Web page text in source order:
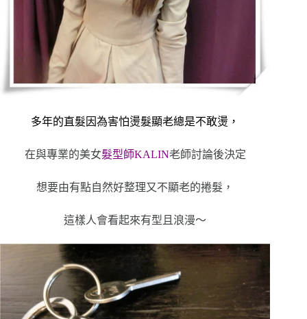
多年的直髮因為害怕燙髮顯老總是不敢燙，
在與專業的美女髮型師KALIN老師討論後決定
想要由有點自然好整理又不顯老的捲髮，
這樣人會看起來有型且浪漫～